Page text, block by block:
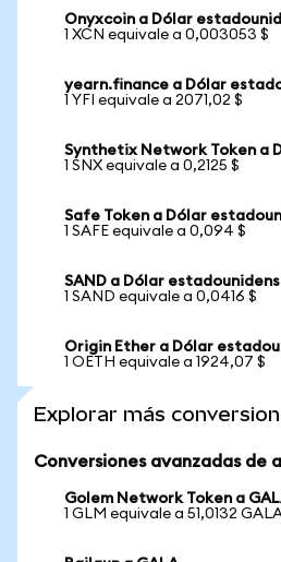
Onyxcoin a Dólar
1 XCN equivale a 0,003053 $
yearn.finance a Dólar
1 YFI equivale a 2071,02 $
Synthetix Network Token a
1 SNX equivale a 0,2125 $
Safe Token a Dólar
1 SAFE equivale a 0,094 $
SAND a Dólar
1 SAND equivale a 0,0416 $
Origin Ether a Dólar
1 OETH equivale a 1924,07 $
Explorar más
Conversiones avanzadas de
Golem Network Token a
1 GLM equivale a 51,0132